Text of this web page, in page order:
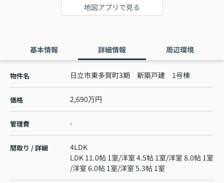
地図アプリで見る
基本情報 詳細情報 周辺環境
物件名 日立市東多賀町3期 新築戸建 1号棟
価格 2,690万円
管理費 -
間取り / 詳細
4LDK
LDK 11.0帖 1室/洋室 4.5帖 1室/洋室 8.0帖 1室
/洋室 6.0帖 1室/洋室 5.3帖 1室